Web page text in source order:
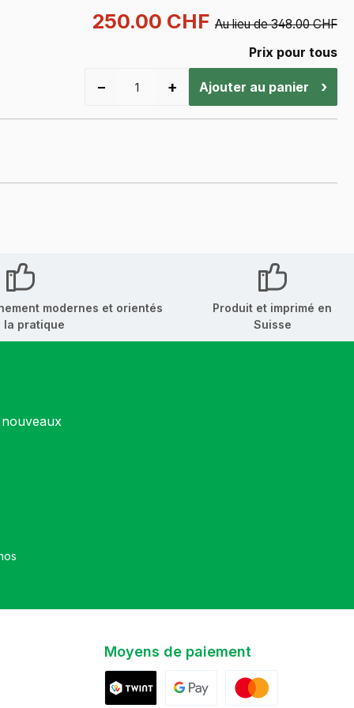
250.00 CHF Au lieu de 348.00 CHF
Prix pour tous
− + Ajouter au panier ›
modernes et orientés
la pratique
Produit et imprimé en
Suisse
Moyens de paiement